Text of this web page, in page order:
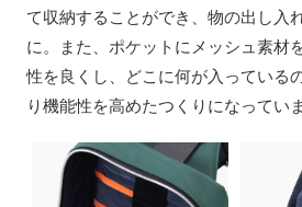
て収納することができ、物の出し入
に。また、ポケットにメッシュ素材
性を良くし、どこに何が入っている
り機能性を高めたつくりになっていま